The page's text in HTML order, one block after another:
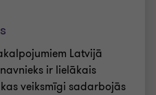
Latvijā
ir lielākais
veiksmīgi sadarbojās